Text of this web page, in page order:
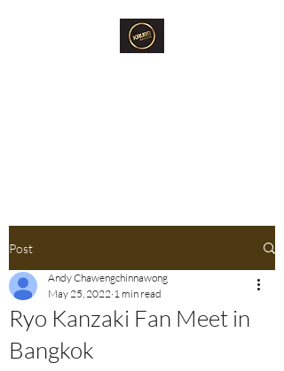
Post
Ryo Kanzaki Fan Meet in
Bangkok
Andy Chawengchinnawong
May 25, 2022 1 min read